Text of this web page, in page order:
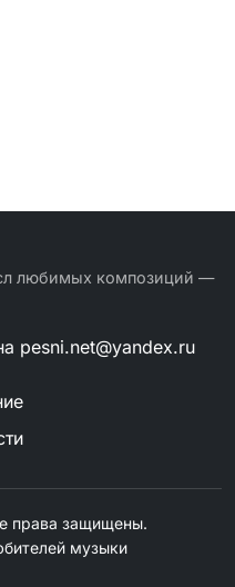
любимых композиций —
pesni.net@yandex.ru
права защищены.
музыки